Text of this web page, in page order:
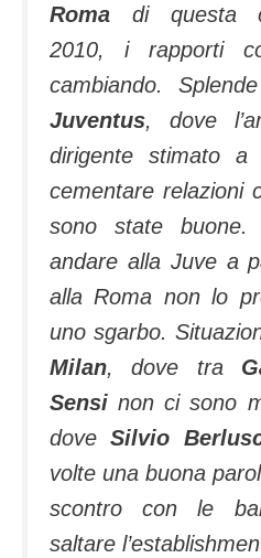
Roma di questa
2010, i rapporti
cambiando.
Juventus, dove
dirigente stimato a
cementare relazioni
sono state buone.
andare alla Juve a
alla Roma non lo
uno sgarbo.
Milan, dove tra
Sensi non ci sono
doveSilvio
volte una buona
scontro con le
saltare